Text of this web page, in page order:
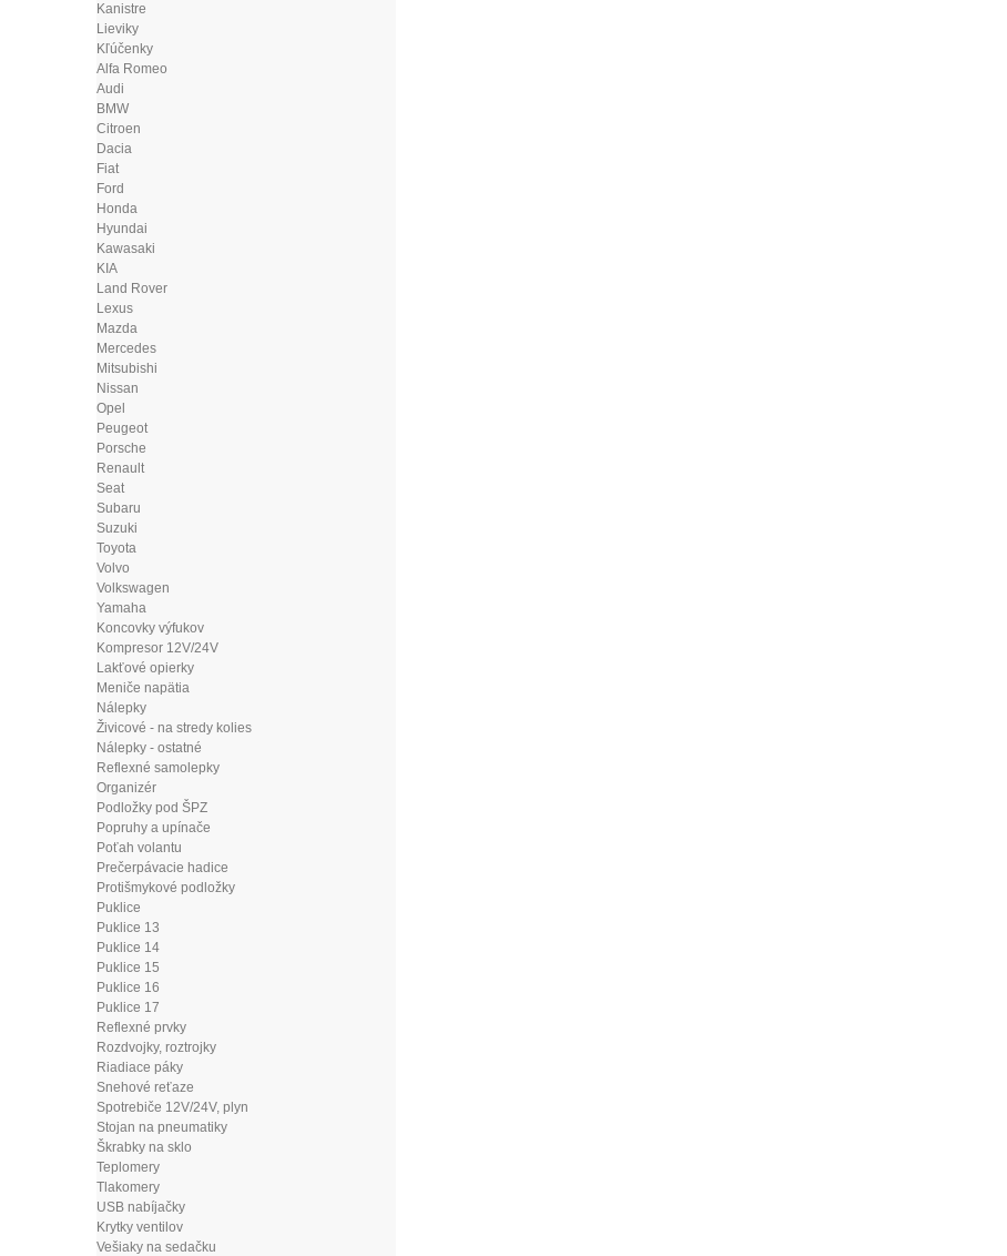
Kanistre
Lieviky
Kľúčenky
Alfa Romeo
Audi
BMW
Citroen
Dacia
Fiat
Ford
Honda
Hyundai
Kawasaki
KIA
Land Rover
Lexus
Mazda
Mercedes
Mitsubishi
Nissan
Opel
Peugeot
Porsche
Renault
Seat
Subaru
Suzuki
Toyota
Volvo
Volkswagen
Yamaha
Koncovky výfukov
Kompresor 12V/24V
Lakťové opierky
Meniče napätia
Nálepky
Živicové - na stredy kolies
Nálepky - ostatné
Reflexné samolepky
Organizér
Podložky pod ŠPZ
Popruhy a upínače
Poťah volantu
Prečerpávacie hadice
Protišmykové podložky
Puklice
Puklice 13
Puklice 14
Puklice 15
Puklice 16
Puklice 17
Reflexné prvky
Rozdvojky, roztrojky
Riadiace páky
Snehové reťaze
Spotrebiče 12V/24V, plyn
Stojan na pneumatiky
Škrabky na sklo
Teplomery
Tlakomery
USB nabíjačky
Krytky ventilov
Vešiaky na sedačku